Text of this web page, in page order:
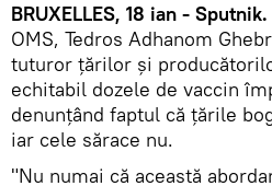
BRUXELLES, 18 ian - Sputnik.
OMS, Tedros Adhanom
tuturor ţărilor şi
echitabil dozele de vaccin
denunțând faptul că țările
iar cele sărace nu.
"Nu numai că această